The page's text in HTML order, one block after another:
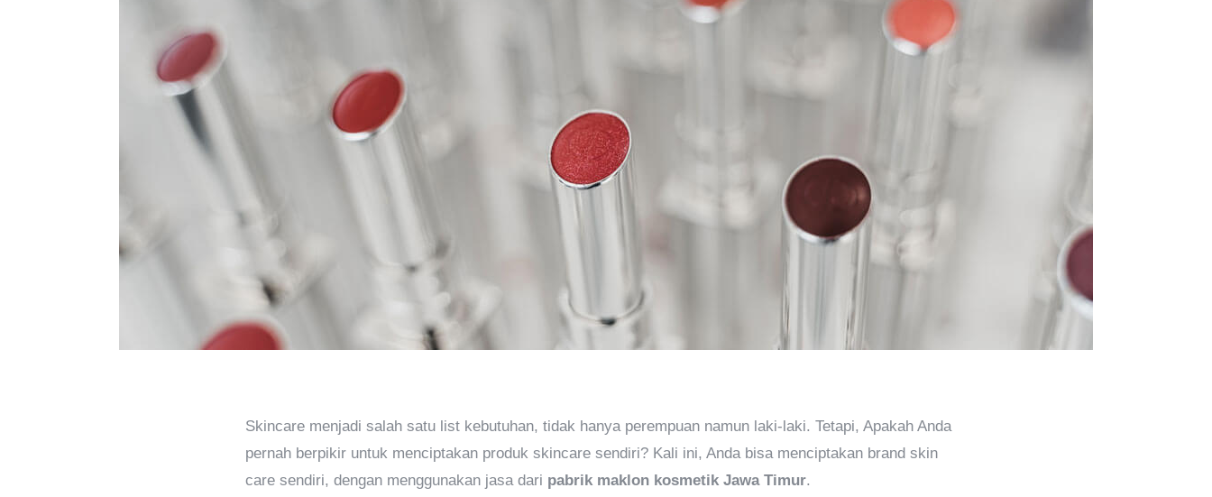
Skincare menjadi salah satu list kebutuhan, tidak hanya perempuan namun laki-laki. Tetapi, Apakah Anda
pernah berpikir untuk menciptakan produk skincare sendiri? Kali ini, Anda bisa menciptakan brand skin
care sendiri, dengan menggunakan jasa dari pabrik maklon kosmetik Jawa Timur.